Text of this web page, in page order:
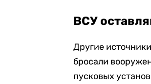
ВСУ
Другие
бросали
пусковых